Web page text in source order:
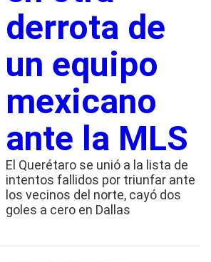
derrota de
un equipo
mexicano
ante la MLS
El Querétaro se unió a la lista de
intentos fallidos por triunfar ante
los vecinos del norte, cayó dos
goles a cero en Dallas